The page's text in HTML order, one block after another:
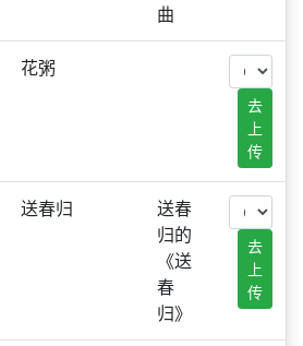
曲
花粥
去
上
传
送春归
送春
归的
《送
春
归》
去
上
传